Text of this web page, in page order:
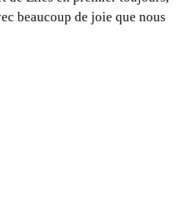
beaucoup de joie que nous